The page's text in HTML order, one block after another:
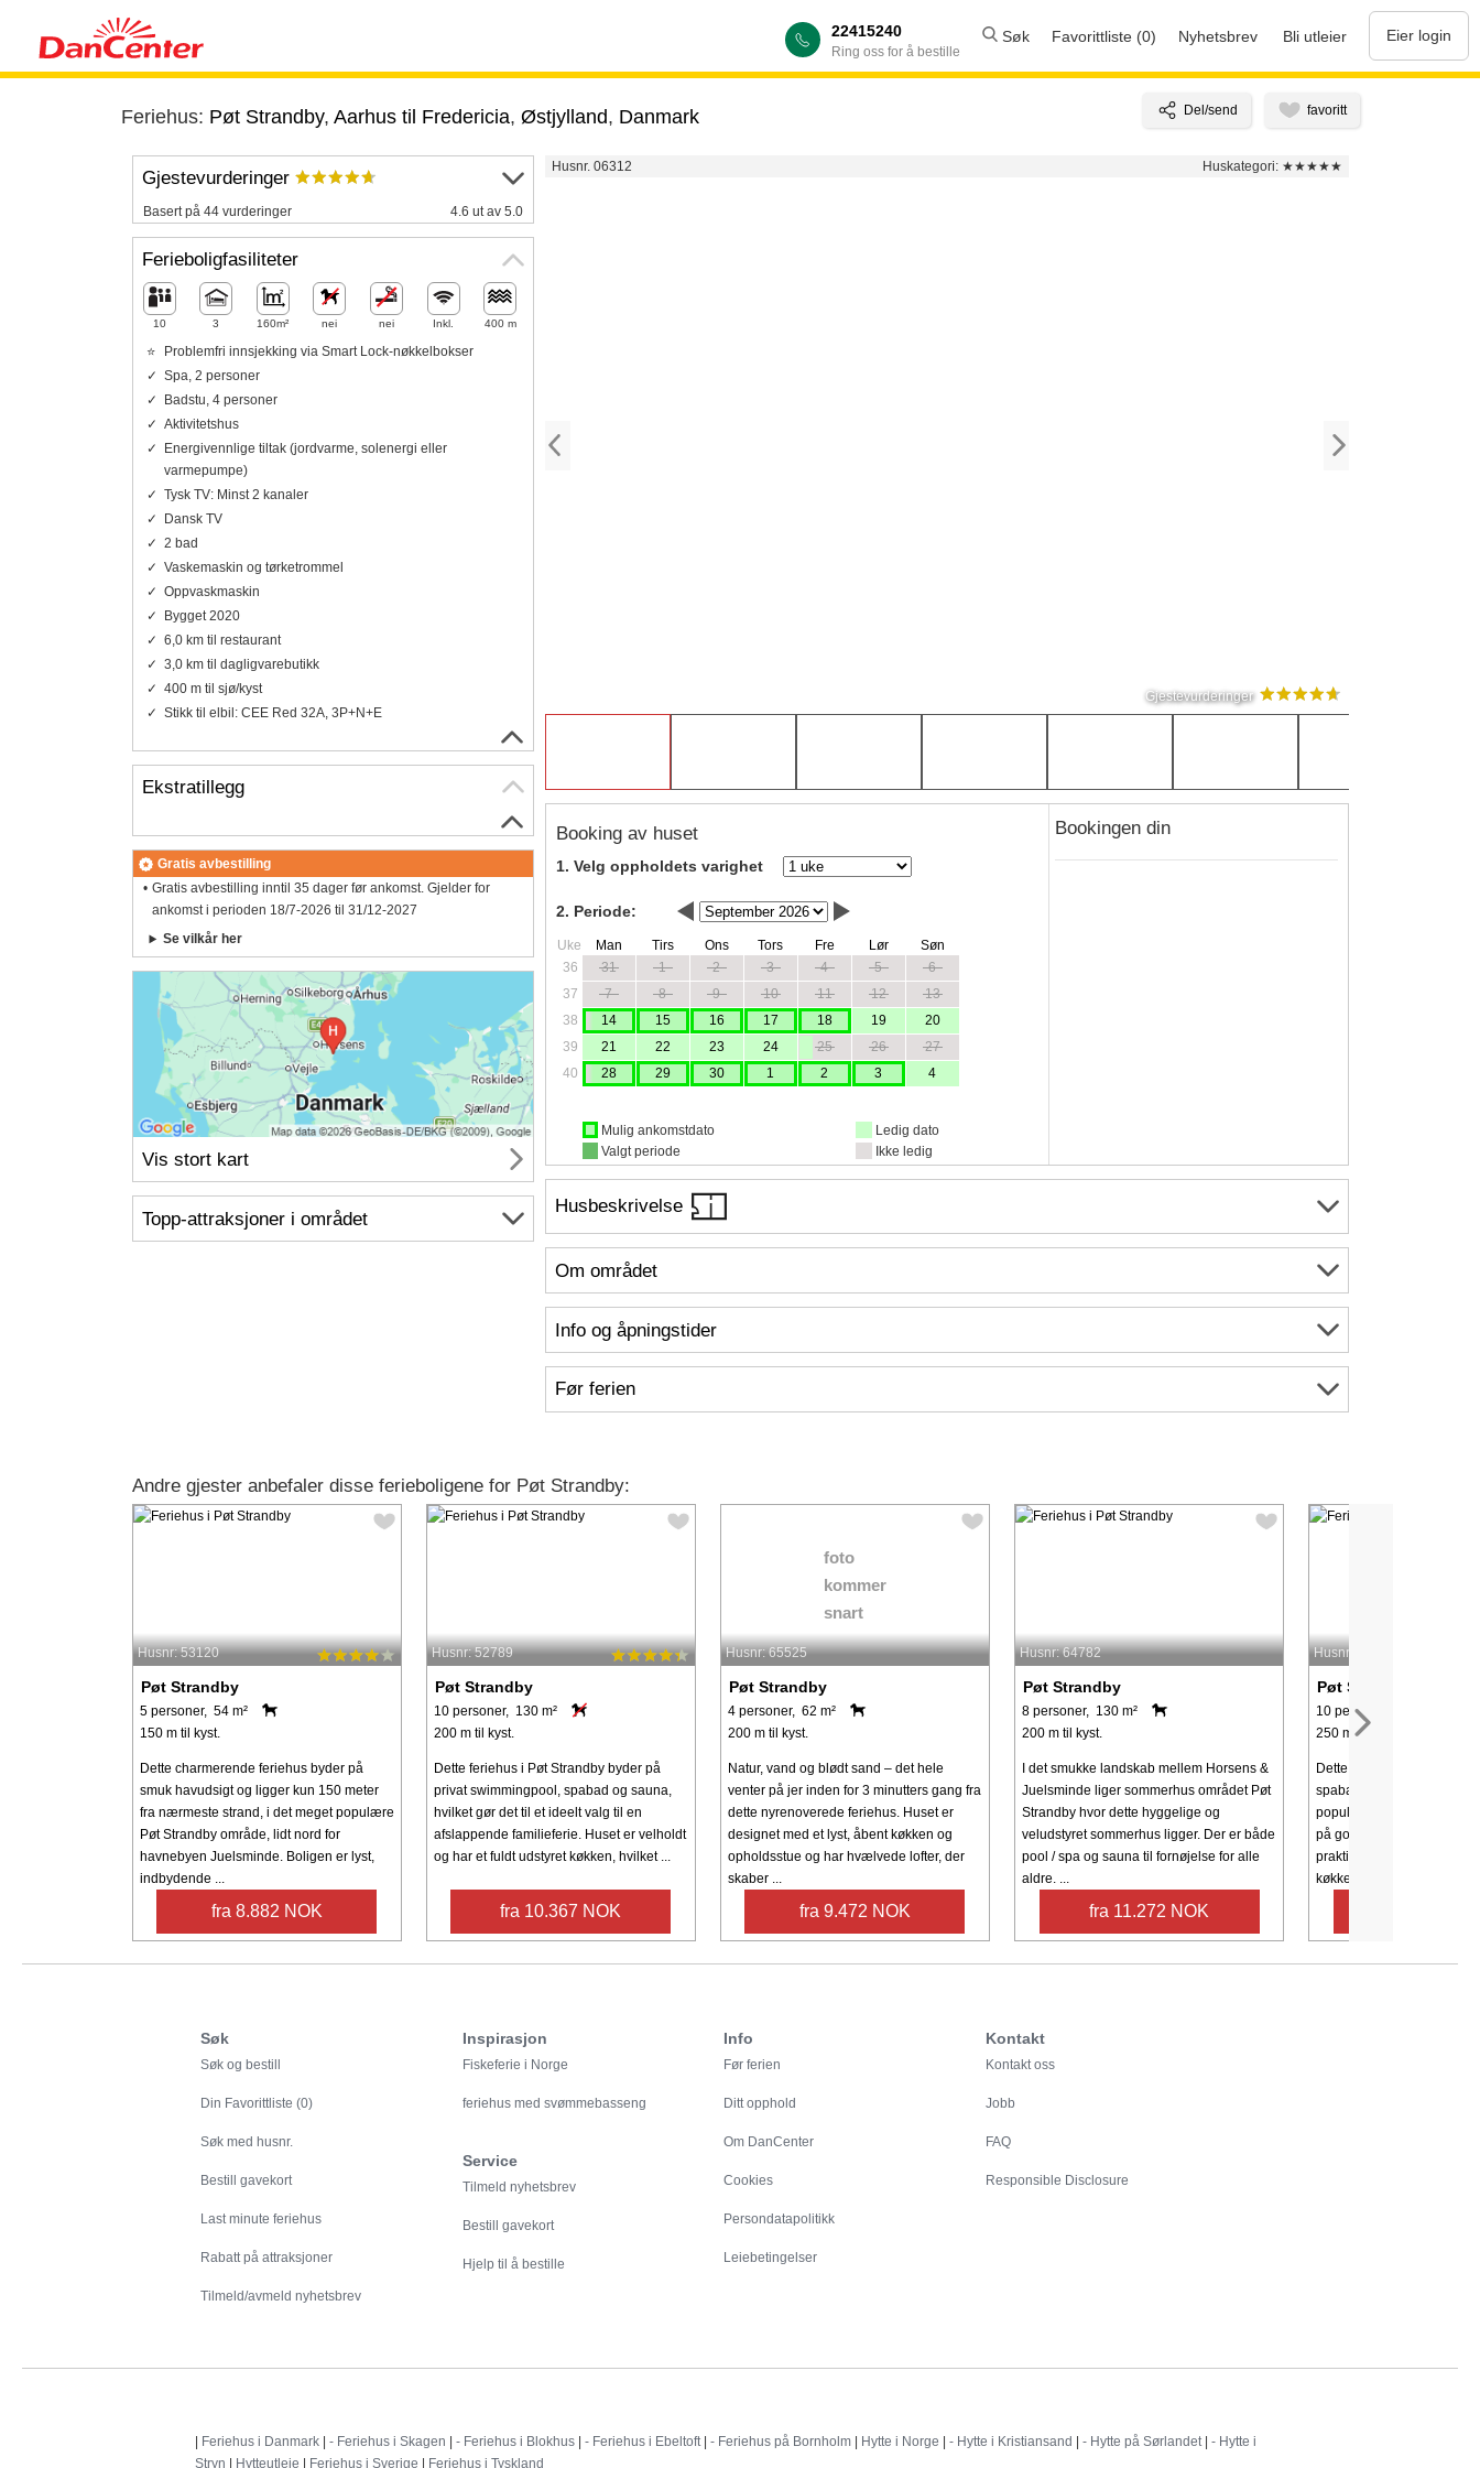
22415240
Ring oss for å bestille
Søk Favorittliste (0) Nyhetsbrev Bli utleier Eier login
Feriehus: Pøt Strandby, Aarhus til Fredericia, Østjylland, Danmark
Husnr. 06312 Huskategori: ★★★★★
Gjestevurderinger
Booking av huset
1. Velg oppholdets varighet
2. Periode:
Uke Man Tirs Ons Tors Fre Lør
Søn
36
31 1 2 3 4 5
6
37
7 8 9 10 11 12
13
38
14 15 16 17 18 19
20
39
21 22 23 24 25 26
27
40
28 29 30 1 2 3 4
Mulig ankomstdato
Valgt periode
Ledig dato
Ikke ledig
Bookingen din
Husbeskrivelse
Om området
Info og åpningstider
Før ferien
Gjestevurderinger
Basert på 44 vurderinger 4.6 ut av 5.0
Ferieboligfasiliteter
10 3 160m² nei nei Inkl. 400 m
Problemfri innsjekking via Smart Lock-nøkkelbokser
Spa, 2 personer
Badstu, 4 personer
Aktivitetshus
Energivennlige tiltak (jordvarme, solenergi eller
varmepumpe)
Tysk TV: Minst 2 kanaler
Dansk TV
2 bad
Vaskemaskin og tørketrommel
Oppvaskmaskin
Bygget 2020
6,0 km til restaurant
3,0 km til dagligvarebutikk
400 m til sjø/kyst
Stikk til elbil: CEE Red 32A, 3P+N+E
Ekstratillegg
Gratis avbestilling
Gratis avbestilling inntil 35 dager før ankomst. Gjelder for
ankomst i perioden 18/7-2026 til 31/12-2027
Se vilkår her
Vis stort kart
Topp-attraksjoner i området
Andre gjester anbefaler disse ferieboligene for Pøt Strandby:
Husnr: 53120
Pøt Strandby
5 personer, 54 m²
150 m til kyst.
Dette charmerende feriehus byder på
smuk havudsigt og ligger kun 150 meter
fra nærmeste strand, i det meget populære
Pøt Strandby område, lidt nord for
havnebyen Juelsminde. Boligen er lyst,
indbydende ...
fra 8.882 NOK
Husnr: 52789
Pøt Strandby
10 personer, 130 m²
200 m til kyst.
Dette feriehus i Pøt Strandby byder på
privat swimmingpool, spabad og sauna,
hvilket gør det til et ideelt valg til en
afslappende familieferie. Huset er velholdt
og har et fuldt udstyret køkken, hvilket ...
fra 10.367 NOK
foto
kommer
snart
Husnr: 65525
Pøt Strandby
4 personer, 62 m²
200 m til kyst.
Natur, vand og blødt sand – det hele
venter på jer inden for 3 minutters gang fra
dette nyrenoverede feriehus. Huset er
designet med et lyst, åbent køkken og
opholdsstue og har hvælvede lofter, der
skaber ...
fra 9.472 NOK
Husnr: 64782
Pøt Strandby
8 personer, 130 m²
200 m til kyst.
I det smukke landskab mellem Horsens &
Juelsminde liger sommerhus området Pøt
Strandby hvor dette hyggelige og
veludstyret sommerhus ligger. Der er både
pool / spa og sauna til fornøjelse for alle
aldre. ...
fra 11.272 NOK
Husnr: 25235
Pøt Strandby
10 personer, 130 m²
250 m til kyst.
Dette sommerhus med
spabad og sauna er
populære område nord for
på god badestrand.
praktisk indrettet med
køkken-alrum, ...
Søk
Søk og bestill
Din Favorittliste (0)
Søk med husnr.
Bestill gavekort
Last minute feriehus
Rabatt på attraksjoner
Tilmeld/avmeld nyhetsbrev
Inspirasjon
Fiskeferie i Norge
feriehus med svømmebasseng
Service
Tilmeld nyhetsbrev
Bestill gavekort
Hjelp til å bestille
Info
Før ferien
Ditt opphold
Om DanCenter
Cookies
Persondatapolitikk
Leiebetingelser
Kontakt
Kontakt oss
Jobb
FAQ
Responsible Disclosure
| Feriehus i Danmark | - Feriehus i Skagen | - Feriehus i Blokhus | - Feriehus i Ebeltoft | - Feriehus på Bornholm | Hytte i Norge | - Hytte i Kristiansand | - Hytte på Sørlandet | - Hytte i
Stryn | Hytteutleie | Feriehus i Sverige | Feriehus i Tyskland